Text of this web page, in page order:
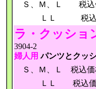
Ｓ、Ｍ、Ｌ 税込
ＬＬ 税込
ラ・クッショ
3904-2
婦人用 パンツとクッ
Ｓ、Ｍ、Ｌ 税込
ＬＬ 税込